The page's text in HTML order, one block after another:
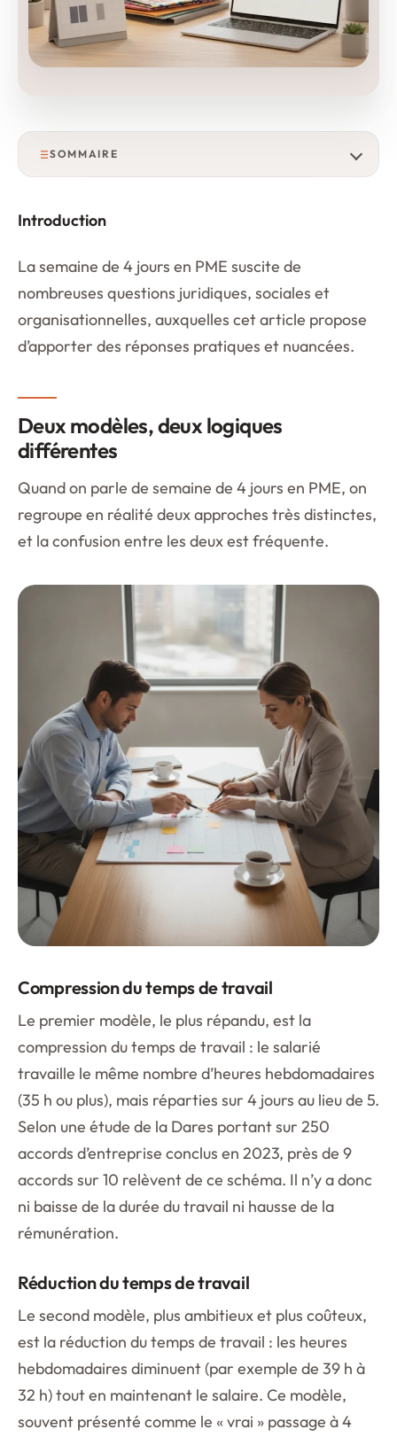
SOMMAIRE
Introduction
La semaine de 4 jours en PME suscite de
nombreuses questions juridiques, sociales et
organisationnelles, auxquelles cet article propose
d’apporter des réponses pratiques et nuancées.
Deux modèles, deux logiques
différentes
Quand on parle de semaine de 4 jours en PME, on
regroupe en réalité deux approches très distinctes,
et la confusion entre les deux est fréquente.
Compression du temps de travail
Le premier modèle, le plus répandu, est la
compression du temps de travail : le salarié
travaille le même nombre d’heures hebdomadaires
(35 h ou plus), mais réparties sur 4 jours au lieu de 5.
Selon une étude de la Dares portant sur 250
accords d’entreprise conclus en 2023, près de 9
accords sur 10 relèvent de ce schéma. Il n’y a donc
ni baisse de la durée du travail ni hausse de la
rémunération.
Réduction du temps de travail
Le second modèle, plus ambitieux et plus coûteux,
est la réduction du temps de travail : les heures
hebdomadaires diminuent (par exemple de 39 h à
32 h) tout en maintenant le salaire. Ce modèle,
souvent présenté comme le « vrai » passage à 4